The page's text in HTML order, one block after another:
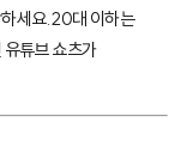
세요. 20대 이하는
튜브 쇼츠가